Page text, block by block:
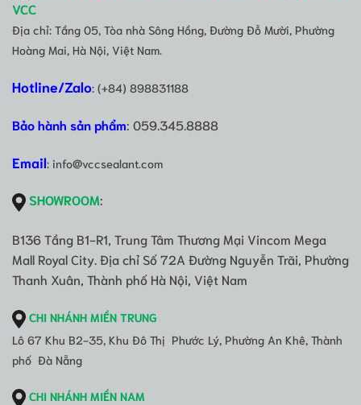
VCC
Địa chỉ: Tầng 05, Tòa nhà Sông Hồng, Đường Đỗ Mười, Phường
Hoàng Mai, Hà Nội, Việt Nam.
Hotline/Zalo: (+84) 898831188
Bảo hành sản phẩm: 059.345.8888
Email: info@vccsealant.com
SHOWROOM:
B136 Tầng B1-R1, Trung Tâm Thương Mại Vincom Mega
Mall Royal City. Địa chỉ Số 72A Đường Nguyễn Trãi, Phường
Thanh Xuân, Thành phố Hà Nội, Việt Nam
CHI NHÁNH MIỀN TRUNG
Lô 67 Khu B2-35, Khu Đô Thị Phước Lý, Phường An Khê, Thành
phố Đà Nẵng
CHI NHÁNH MIỀN NAM